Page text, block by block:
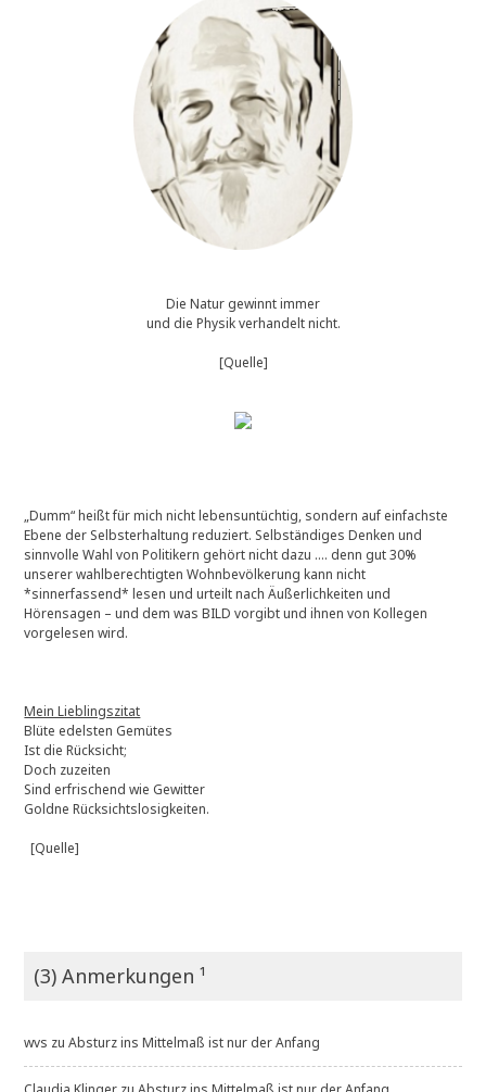
Die Natur gewinnt immer
und die Physik verhandelt nicht.
[Quelle]
„Dumm“ heißt für mich nicht lebensuntüchtig, sondern auf einfachste
Ebene der Selbsterhaltung reduziert. Selbständiges Denken und
sinnvolle Wahl von Politikern gehört nicht dazu …. denn gut 30%
unserer wahlberechtigten Wohnbevölkerung kann nicht
*sinnerfassend* lesen und urteilt nach Äußerlichkeiten und
Hörensagen – und dem was BILD vorgibt und ihnen von Kollegen
vorgelesen wird.
Mein Lieblingszitat
Blüte edelsten Gemütes
Ist die Rücksicht;
Doch zuzeiten
Sind erfrischend wie Gewitter
Goldne Rücksichtslosigkeiten.
[Quelle]
(3) Anmerkungen ¹
wvs zuAbsturz ins Mittelmaß ist nur der Anfang